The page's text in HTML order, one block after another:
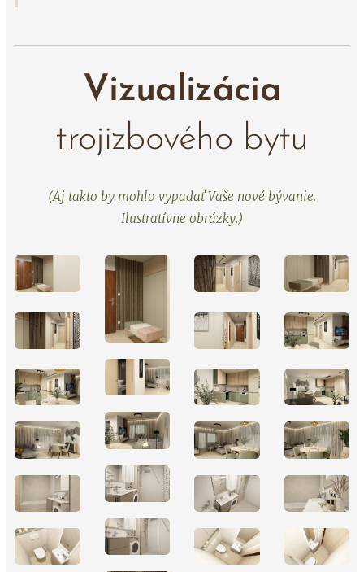
Vizualizácia
trojizbového bytu
(Aj takto by mohlo vypadať Vaše nové bývanie.
Ilustratívne obrázky.)